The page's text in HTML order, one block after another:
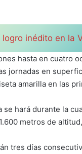
inédito en la
hasta en cuatro
jornadas en
amarilla en las
se hará durante la
metros de
tres días